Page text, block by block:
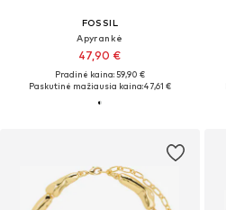
FOSSIL
Apyrankė
47,90 €
Pradinė kaina: 59,90 €
Paskutinė mažiausia kaina:47,61 €